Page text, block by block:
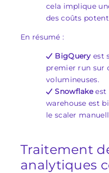
cela implique
des coûts
En résumé :
BigQuery est
premier run sur
volumineuses.
Snowflakeest
warehouse est
le scaler
Traitement
analytiques